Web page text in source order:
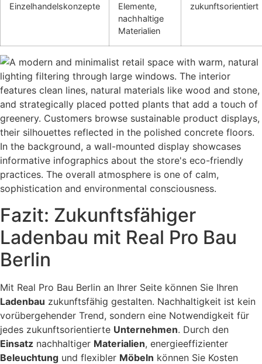
Einzelhandelskonzepte
Elemente,
nachhaltige
Materialien
zukunftsorientiert
Fazit: Zukunftsfähiger
Ladenbau mit Real Pro Bau
Berlin
Mit Real Pro Bau Berlin an Ihrer Seite können Sie Ihren
Ladenbau zukunftsfähig gestalten. Nachhaltigkeit ist kein
vorübergehender Trend, sondern eine Notwendigkeit für
jedes zukunftsorientierte Unternehmen. Durch den
Einsatz nachhaltiger Materialien, energieeffizienter
Beleuchtung und flexibler Möbeln können Sie Kosten